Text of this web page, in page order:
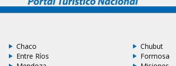
Chaco Chubut
Entre Ríos Formosa